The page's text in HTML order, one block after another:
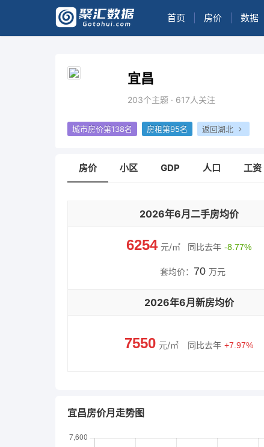
首页 房价 数据
宜昌
203个主题 · 617人关注
城市房价第138名 房租第95名 返回湖北
房价 小区 GDP 人口 工资
2026年6月二手房均价
6254 元/㎡ 同比去年 -8.77%
套均价： 70 万元
2026年6月新房均价
7550 元/㎡ 同比去年 +7.97%
宜昌房价月走势图